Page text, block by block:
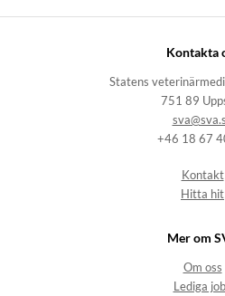
Kontakta
Statens
751 89
+46 18 67
Kontakt
Hitta hit
Mer om
Om oss
Lediga